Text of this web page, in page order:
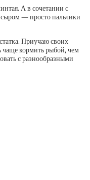
А в сочетании с
— просто пальчики
Приучаю своих
чаще кормить рыбой, чем
с разнообразными